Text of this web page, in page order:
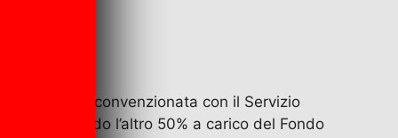
e convenzionata con il Servizio
essendo l’altro 50% a carico del Fondo